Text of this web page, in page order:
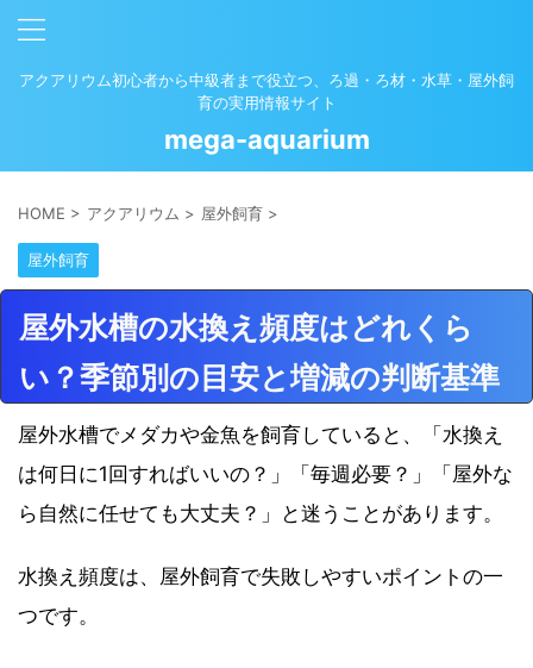
アクアリウム初心者から中級者まで役立つ、ろ過・ろ材・水草・屋外飼
育の実用情報サイト
mega-aquarium
HOME > アクアリウム > 屋外飼育 >
屋外飼育
屋外水槽の水換え頻度はどれくら
い？季節別の目安と増減の判断基準
屋外水槽でメダカや金魚を飼育していると、「水換え
は何日に1回すればいいの？」「毎週必要？」「屋外な
ら自然に任せても大丈夫？」と迷うことがあります。
水換え頻度は、屋外飼育で失敗しやすいポイントの一
つです。